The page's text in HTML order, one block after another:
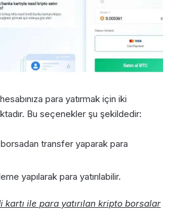
para yatırmak için iki
Bu seçenekler şu şekildedir:
transfer yaparak para
yapılarak para yatırılabilir.
kartı ile para yatırılan kripto borsalar